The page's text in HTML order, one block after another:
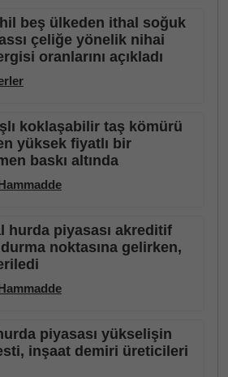
beş ülkeden ithal soğuk
çeliğe yönelik nihai
oranlarını açıkladı
koklaşabilir taş kömürü
yüksek fiyatlı bir
baskı altında
hurda piyasası akreditif
noktasına gelirken,
piyasası yükselişin
inşaat demiri üreticileri